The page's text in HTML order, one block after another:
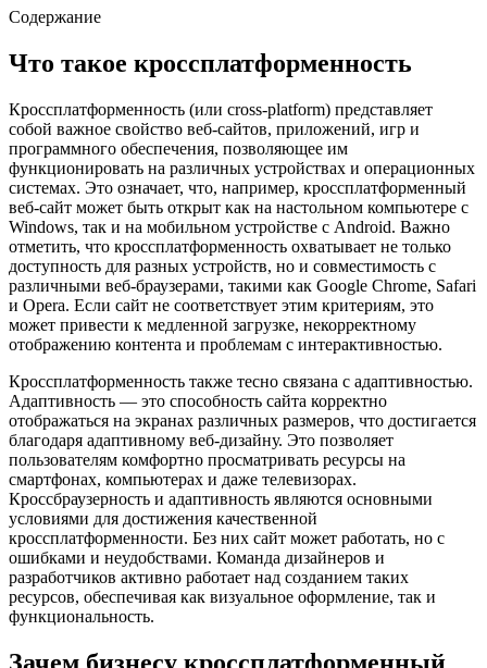
Содержание
Что такое кроссплатформенность
Кроссплатформенность (или cross-platform) представляет
собой важное свойство веб-сайтов, приложений, игр и
программного обеспечения, позволяющее им
функционировать на различных устройствах и операционных
системах. Это означает, что, например, кроссплатформенный
веб-сайт может быть открыт как на настольном компьютере с
Windows, так и на мобильном устройстве с Android. Важно
отметить, что кроссплатформенность охватывает не только
доступность для разных устройств, но и совместимость с
различными веб-браузерами, такими как Google Chrome, Safari
и Opera. Если сайт не соответствует этим критериям, это
может привести к медленной загрузке, некорректному
отображению контента и проблемам с интерактивностью.
Кроссплатформенность также тесно связана с адаптивностью.
Адаптивность — это способность сайта корректно
отображаться на экранах различных размеров, что достигается
благодаря адаптивному веб-дизайну. Это позволяет
пользователям комфортно просматривать ресурсы на
смартфонах, компьютерах и даже телевизорах.
Кроссбраузерность и адаптивность являются основными
условиями для достижения качественной
кроссплатформенности. Без них сайт может работать, но с
ошибками и неудобствами. Команда дизайнеров и
разработчиков активно работает над созданием таких
ресурсов, обеспечивая как визуальное оформление, так и
функциональность.
Зачем бизнесу кроссплатформенный